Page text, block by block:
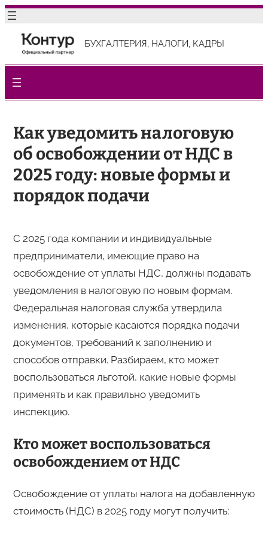
Перейти
содержимому
БУХГАЛТЕРИЯ, НАЛОГИ, КАДРЫ
Как уведомить налоговую
об освобождении от НДС в
2025 году: новые формы и
порядок подачи
С 2025 года компании и индивидуальные
предприниматели, имеющие право на
освобождение от уплаты НДС, должны подавать
уведомления в налоговую по новым формам.
Федеральная налоговая служба утвердила
изменения, которые касаются порядка подачи
документов, требований к заполнению и
способов отправки. Разбираем, кто может
воспользоваться льготой, какие новые формы
применять и как правильно уведомить
инспекцию.
Кто может воспользоваться
освобождением от НДС
Освобождение от уплаты налога на добавленную
стоимость (НДС) в 2025 году могут получить: